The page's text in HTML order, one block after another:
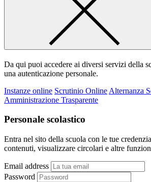
Da qui puoi accedere ai diversi servizi della
una autenticazione personale.
Instanze online Scrutinio Online Alternanza
Amministrazione Trasparente
Personale scolastico
Entra nel sito della scuola con le tue
contenuti, visualizzare circolari e altre
Email address
Password